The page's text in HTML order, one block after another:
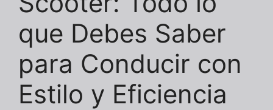
que Debes Saber
para Conducir con
Estilo y Eficiencia